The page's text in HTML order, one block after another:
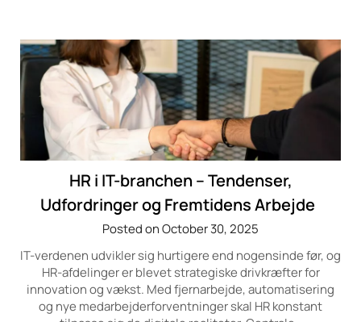
HR i IT-branchen – Tendenser,
Udfordringer og Fremtidens Arbejde
Posted on October 30, 2025
IT-verdenen udvikler sig hurtigere end nogensinde før, og
HR-afdelinger er blevet strategiske drivkræfter for
innovation og vækst. Med fjernarbejde, automatisering
og nye medarbejderforventninger skal HR konstant